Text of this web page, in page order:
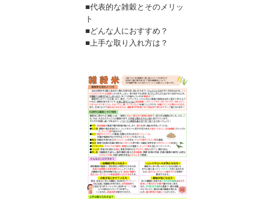
■代表的な雑穀とそのメリッ
ト
■どんな人におすすめ？
■上手な取り入れ方は？